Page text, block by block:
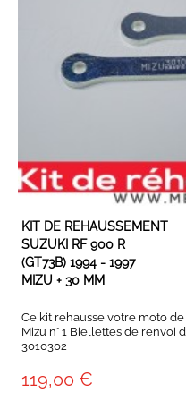
KIT DE REHAUSSEMENT
SUZUKI RF 900 R
(GT73B) 1994 - 1997
MIZU + 30 MM
Ce kit rehausse votre moto
Mizu n° 1 Biellettes de renvoi
3010302
119,00 €